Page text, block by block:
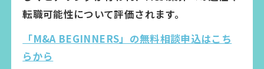
転職可能性について評価されます。
「M&A BEGINNERS」の無料相談申込はこち
らから